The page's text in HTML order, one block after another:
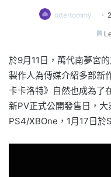
ottertommy
於9月11日，萬代南夢宮
製作人為傳媒介紹多部新
卡卡洛特》自然也成為了
新PV正式公開發售日，
PS4/XBOne，1月17日於